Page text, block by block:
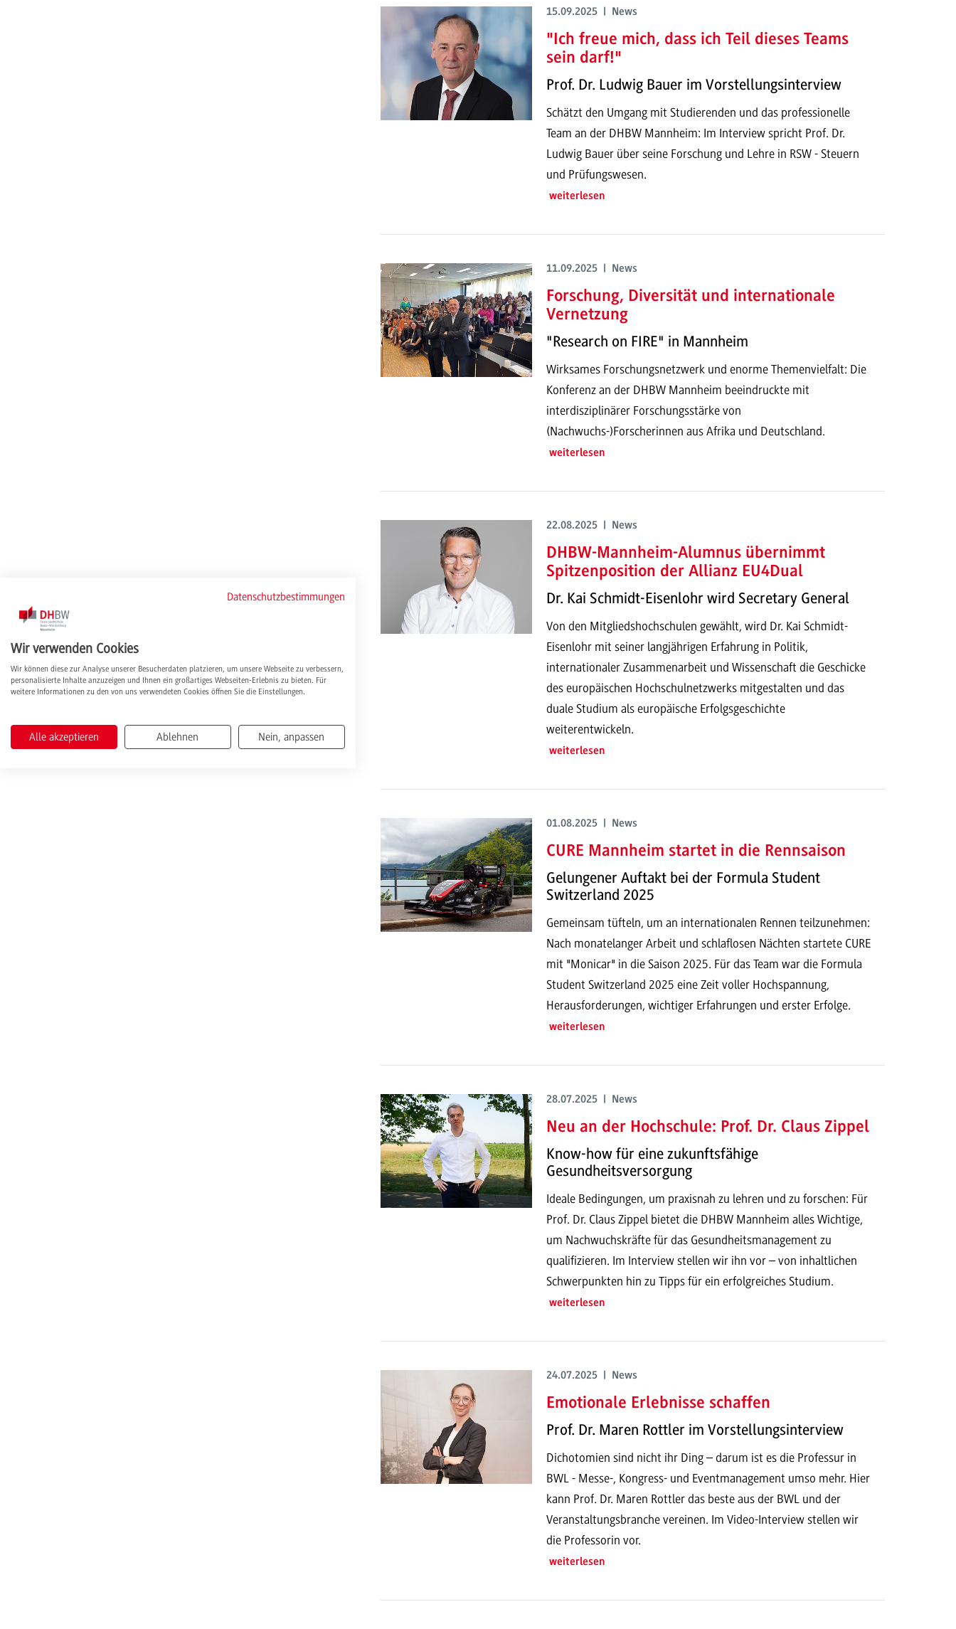
15.09.2025 | News
"Ich freue mich, dass ich Teil dieses Teams
sein darf!"
Prof. Dr. Ludwig Bauer im Vorstellungsinterview
Schätzt den Umgang mit Studierenden und das professionelle
Team an der DHBW Mannheim: Im Interview spricht Prof. Dr.
Ludwig Bauer über seine Forschung und Lehre in RSW - Steuern
und Prüfungswesen.
weiterlesen
11.09.2025 | News
Forschung, Diversität und internationale
Vernetzung
"Research on FIRE" in Mannheim
Wirksames Forschungsnetzwerk und enorme Themenvielfalt: Die
Konferenz an der DHBW Mannheim beeindruckte mit
interdisziplinärer Forschungsstärke von
(Nachwuchs-)Forscherinnen aus Afrika und Deutschland.
weiterlesen
22.08.2025 | News
DHBW-Mannheim-Alumnus übernimmt
Spitzenposition der Allianz EU4Dual
Dr. Kai Schmidt-Eisenlohr wird Secretary General
Von den Mitgliedshochschulen gewählt, wird Dr. Kai Schmidt-
Eisenlohr mit seiner langjährigen Erfahrung in Politik,
internationaler Zusammenarbeit und Wissenschaft die Geschicke
des europäischen Hochschulnetzwerks mitgestalten und das
duale Studium als europäische Erfolgsgeschichte
weiterentwickeln.
weiterlesen
01.08.2025 | News
CURE Mannheim startet in die Rennsaison
Gelungener Auftakt bei der Formula Student
Switzerland 2025
Gemeinsam tüfteln, um an internationalen Rennen teilzunehmen:
Nach monatelanger Arbeit und schlaflosen Nächten startete CURE
mit "Monicar" in die Saison 2025. Für das Team war die Formula
Student Switzerland 2025 eine Zeit voller Hochspannung,
Herausforderungen, wichtiger Erfahrungen und erster Erfolge.
weiterlesen
28.07.2025 | News
Neu an der Hochschule: Prof. Dr. Claus Zippel
Know-how für eine zukunftsfähige
Gesundheitsversorgung
Ideale Bedingungen, um praxisnah zu lehren und zu forschen: Für
Prof. Dr. Claus Zippel bietet die DHBW Mannheim alles Wichtige,
um Nachwuchskräfte für das Gesundheitsmanagement zu
qualifizieren. Im Interview stellen wir ihn vor – von inhaltlichen
Schwerpunkten hin zu Tipps für ein erfolgreiches Studium.
weiterlesen
24.07.2025 | News
Emotionale Erlebnisse schaffen
Prof. Dr. Maren Rottler im Vorstellungsinterview
Dichotomien sind nicht ihr Ding – darum ist es die Professur in
BWL - Messe-, Kongress- und Eventmanagement umso mehr. Hier
kann Prof. Dr. Maren Rottler das beste aus der BWL und der
Veranstaltungsbranche vereinen. Im Video-Interview stellen wir
die Professorin vor.
weiterlesen
Datenschutzbestimmungen
Wir verwenden Cookies
Wir können diese zur Analyse unserer Besucherdaten platzieren, um unsere Webseite zu verbessern,
personalisierte Inhalte anzuzeigen und Ihnen ein großartiges Webseiten-Erlebnis zu bieten. Für
weitere Informationen zu den von uns verwendeten Cookies öffnen Sie die Einstellungen.
Alle akzeptieren Ablehnen Nein, anpassen